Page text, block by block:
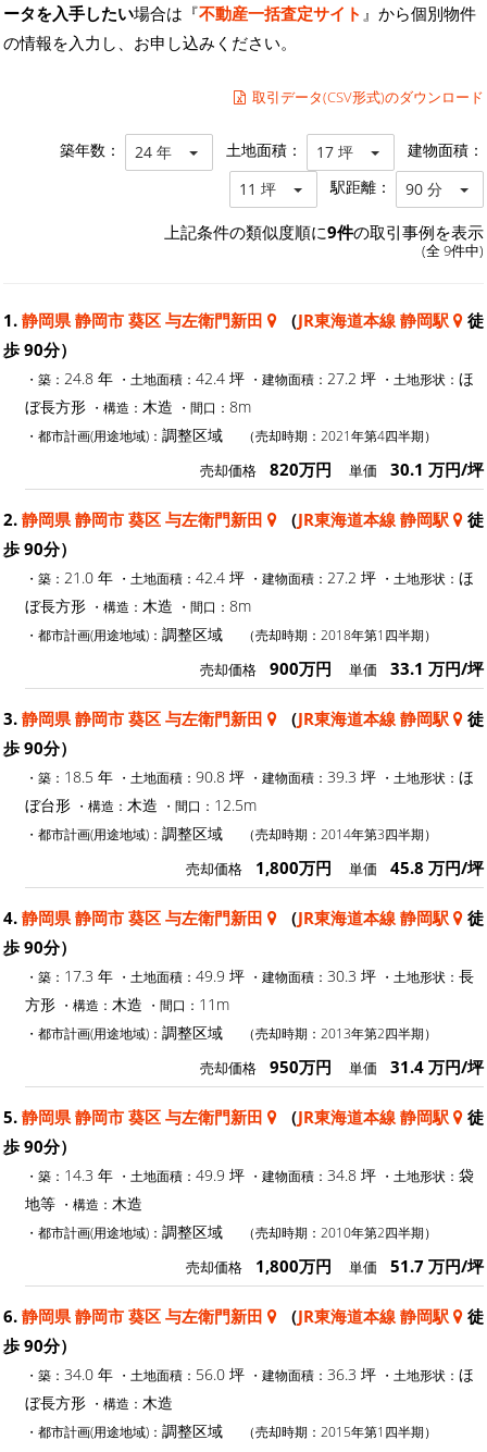
ータを入手したい場合は『不動産一括査定サイト 』から個別物件
の情報を入力し、お申し込みください。
取引データ(CSV形式)のダウンロード
築年数： 24 年 土地面積： 17 坪 建物面積：
11 坪 駅距離： 90 分
上記条件の類似度順に9件の取引事例を表示
(全 9件中)
1. 静岡県 静岡市 葵区 与左衛門新田 （JR東海道本線 静岡駅
徒
歩 90分）
・築： 24.8 年 ・土地面積： 42.4 坪 ・建物面積： 27.2 坪 ・土地形状： ほ
ぼ長方形 ・構造： 木造 ・間口： 8m
・都市計画(用途地域)： 調整区域 （売却時期：2021年第4四半期）
売却価格 820万円 単価 30.1 万円/坪
2. 静岡県 静岡市 葵区 与左衛門新田 （JR東海道本線 静岡駅
徒
歩 90分）
・築： 21.0 年 ・土地面積： 42.4 坪 ・建物面積： 27.2 坪 ・土地形状： ほ
ぼ長方形 ・構造： 木造 ・間口： 8m
・都市計画(用途地域)： 調整区域 （売却時期：2018年第1四半期）
売却価格 900万円 単価 33.1 万円/坪
3. 静岡県 静岡市 葵区 与左衛門新田 （JR東海道本線 静岡駅
徒
歩 90分）
・築： 18.5 年 ・土地面積： 90.8 坪 ・建物面積： 39.3 坪 ・土地形状： ほ
ぼ台形 ・構造： 木造 ・間口： 12.5m
・都市計画(用途地域)： 調整区域 （売却時期：2014年第3四半期）
売却価格 1,800万円 単価 45.8 万円/坪
4. 静岡県 静岡市 葵区 与左衛門新田 （JR東海道本線 静岡駅
徒
歩 90分）
・築： 17.3 年 ・土地面積： 49.9 坪 ・建物面積： 30.3 坪 ・土地形状： 長
方形 ・構造： 木造 ・間口： 11m
・都市計画(用途地域)： 調整区域 （売却時期：2013年第2四半期）
売却価格 950万円 単価 31.4 万円/坪
5. 静岡県 静岡市 葵区 与左衛門新田 （JR東海道本線 静岡駅
徒
歩 90分）
・築： 14.3 年 ・土地面積： 49.9 坪 ・建物面積： 34.8 坪 ・土地形状： 袋
地等 ・構造： 木造
・都市計画(用途地域)： 調整区域 （売却時期：2010年第2四半期）
売却価格 1,800万円 単価 51.7 万円/坪
6. 静岡県 静岡市 葵区 与左衛門新田 （JR東海道本線 静岡駅
徒
歩 90分）
・築： 34.0 年 ・土地面積： 56.0 坪 ・建物面積： 36.3 坪 ・土地形状： ほ
ぼ長方形 ・構造： 木造
・都市計画(用途地域)： 調整区域 （売却時期：2015年第1四半期）